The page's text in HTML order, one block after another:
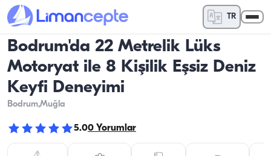
TR
Bodrum'da 22 Metrelik Lüks
Motoryat ile 8 Kişilik Eşsiz Deniz
Keyfi Deneyimi
Bodrum,Muğla
5.00 Yorumlar